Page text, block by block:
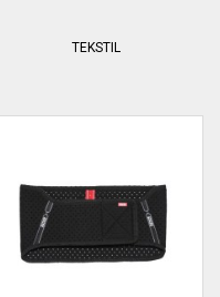
TEKSTIL